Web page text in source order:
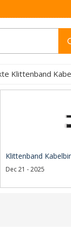
Klittenband
Klittenband
Dec 21 - 2025